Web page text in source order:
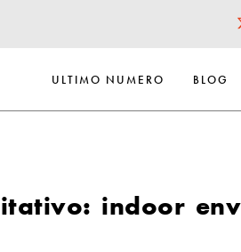
ULTIMO NUMERO BLOG
indoor